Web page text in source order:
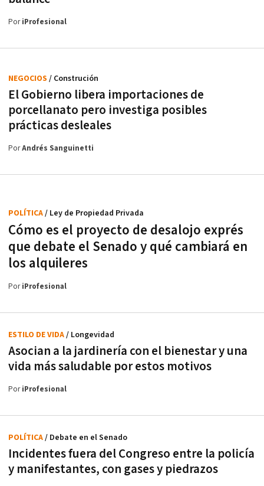
PoriProfesional
El Gobierno libera importaciones de
porcellanato pero investiga posibles
prácticas desleales
NEGOCIOS / Construción
PorAndrés Sanguinetti
Cómo es el proyecto de desalojo exprés
que debate el Senado y qué cambiará en
los alquileres
POLÍTICA/ Ley de Propiedad Privada
PoriProfesional
Asocian a la jardinería con el bienestar y una
vida más saludable por estos motivos
ESTILO DE VIDA/ Longevidad
PoriProfesional
Incidentes fuera del Congreso entre la policía
y manifestantes, con gases y piedrazos
POLÍTICA/ Debate en el Senado